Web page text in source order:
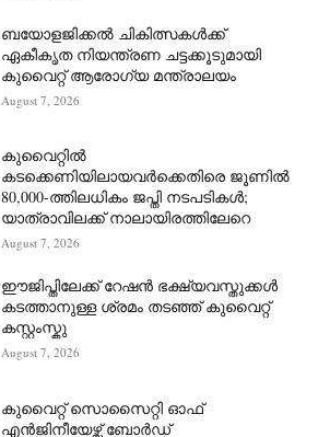
ബയോളജിക്കൽ ചികിത്സകൾക്ക്
ഏകീകൃത നിയന്ത്രണ ചട്ടക്കൂടുമായി
കുവൈറ്റ് ആരോഗ്യ മന്ത്രാലയം
August 7, 2026
കുവൈറ്റിൽ
കടക്കെണിയിലായവർക്കെതിരെ ജൂണിൽ
80,000-ത്തിലധികം ജപ്തി നടപടികൾ;
യാത്രാവിലക്ക് നാലായിരത്തിലേറെ
August 7, 2026
ഈജിപ്തിലേക്ക് റേഷൻ ഭക്ഷ്യവസ്തുക്കൾ
കടത്താനുള്ള ശ്രമം തടഞ്ഞ് കുവൈറ്റ്
കസ്റ്റംസ്കു
August 7, 2026
കുവൈറ്റ് സൊസൈറ്റി ഓഫ്
എൻജിനീയേഴ്സ് ബോർഡ്